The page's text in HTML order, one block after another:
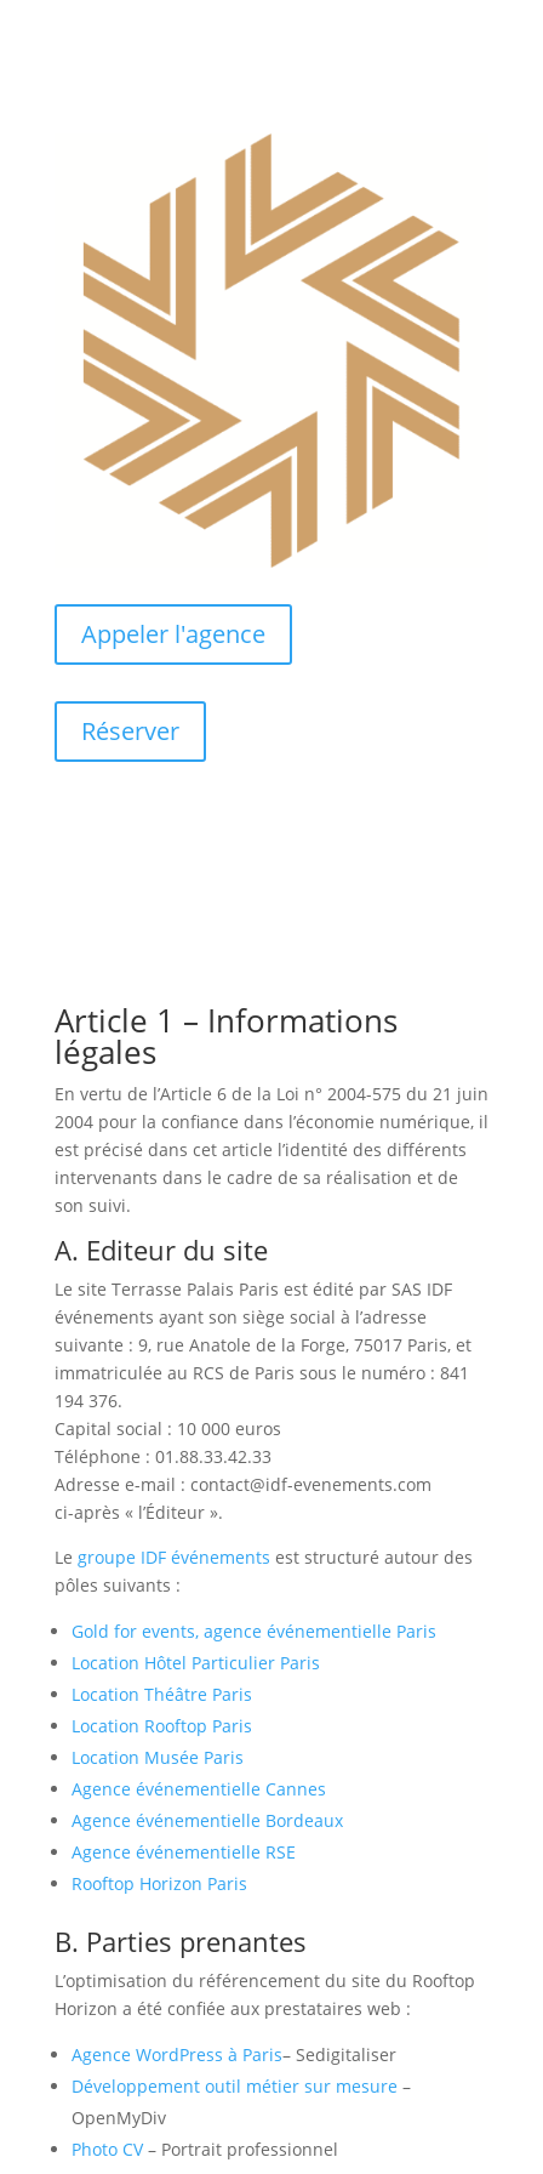
Appeler l'agence
Réserver
Article 1 – Informations
légales
En vertu de l’Article 6 de la Loi n° 2004-575 du 21 juin
2004 pour la confiance dans l’économie numérique, il
est précisé dans cet article l’identité des différents
intervenants dans le cadre de sa réalisation et de
son suivi.
A. Editeur du site
Le site Terrasse Palais Paris est édité par SAS IDF
événements ayant son siège social à l’adresse
suivante : 9, rue Anatole de la Forge, 75017 Paris, et
immatriculée au RCS de Paris sous le numéro : 841
194 376.
Capital social : 10 000 euros
Téléphone : 01.88.33.42.33
Adresse e-mail : contact@idf-evenements.com
ci-après « l’Éditeur ».
Le groupe IDF événements est structuré autour des
pôles suivants :
Gold for events, agence événementielle Paris
Location Hôtel Particulier Paris
Location Théâtre Paris
Location Rooftop Paris
Location Musée Paris
Agence événementielle Cannes
Agence événementielle Bordeaux
Agence événementielle RSE
Rooftop Horizon Paris
B. Parties prenantes
L’optimisation du référencement du site du Rooftop
Horizon a été confiée aux prestataires web :
Agence WordPress à Paris– Sedigitaliser
Développement outil métier sur mesure –
OpenMyDiv
Photo CV– Portrait professionnel